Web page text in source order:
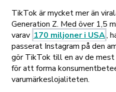
TikTok är mycket mer än
Generation Z. Med över 1,5
varav 170 miljoner i USA,
passerat Instagram på den
gör TikTok till en av de
för att forma
varumärkeslojaliteten.